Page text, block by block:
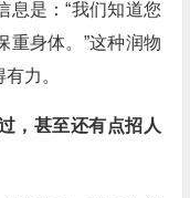
息是：“我们知道您
重身体。”这种润物
力。
，甚至还有点招人